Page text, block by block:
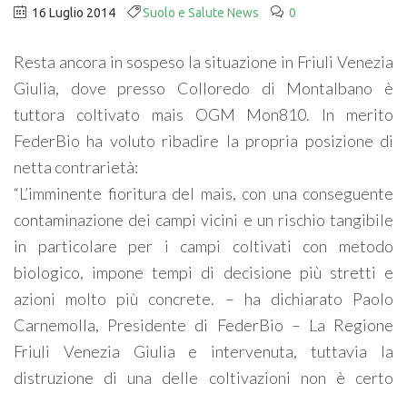
16 Luglio 2014 Suolo e Salute News 0
Resta ancora in sospeso la situazione in Friuli Venezia
Giulia, dove presso Colloredo di Montalbano è
tuttora coltivato mais OGM Mon810. In merito
FederBio ha voluto ribadire la propria posizione di
netta contrarietà:
“L’imminente fioritura del mais, con una conseguente
contaminazione dei campi vicini e un rischio tangibile
in particolare per i campi coltivati con metodo
biologico, impone tempi di decisione più stretti e
azioni molto più concrete. – ha dichiarato Paolo
Carnemolla, Presidente di FederBio – La Regione
Friuli Venezia Giulia e intervenuta, tuttavia la
distruzione di una delle coltivazioni non è certo